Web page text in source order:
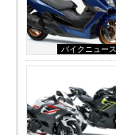
バイクニュース